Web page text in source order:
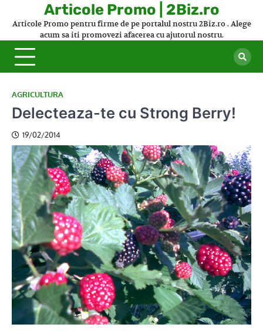
Articole Promo | 2Biz.ro
Articole Promo pentru firme de pe portalul nostru 2Biz.ro . Alege
acum sa iti promovezi afacerea cu ajutorul nostru.
AGRICULTURA
Delecteaza-te cu Strong Berry!
19/02/2014